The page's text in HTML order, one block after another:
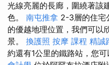
光線亮麗的長廊，圍繞著該
色。 南屯推拿 2-3層的住宅
的優越地理位置，我們可以
景。 換護照 按摩 課程 精誠
約還有1公里的鐵路站，您